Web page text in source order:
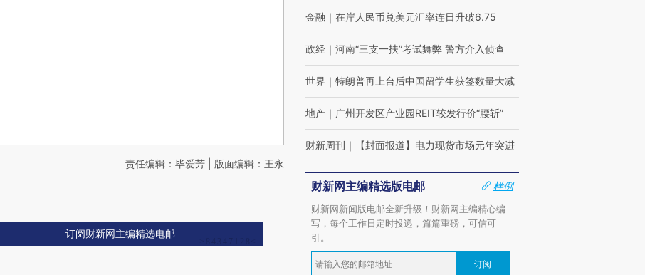
责任编辑：毕爱芳 | 版面编辑：王永
订阅财新网主编精选电邮
金融 ｜ 在岸人民币兑美元汇率连日升破6.75
政经 ｜ 河南“三支一扶”考试舞弊 警方介入侦查
世界 ｜ 特朗普再上台后中国留学生获签数量大减
地产 ｜ 广州开发区产业园REIT较发行价“腰斩”
财新周刊 ｜ 【封面报道】电力现货市场元年突进
财新网主编精选版电邮
样例
财新网新闻版电邮全新升级！财新网主编精心编
写，每个工作日定时投递，篇篇重磅，可信可
引。
订阅